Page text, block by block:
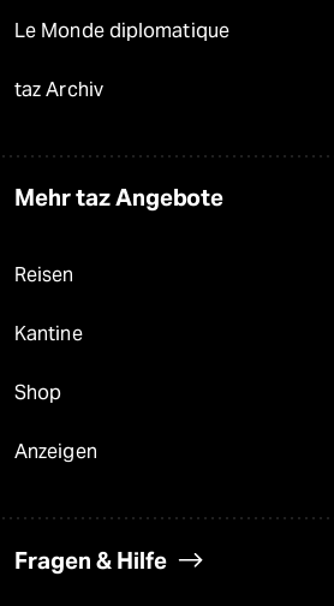
Le Monde diplomatique
taz Archiv
Mehr taz Angebote
Reisen
Kantine
Shop
Anzeigen
Fragen & Hilfe